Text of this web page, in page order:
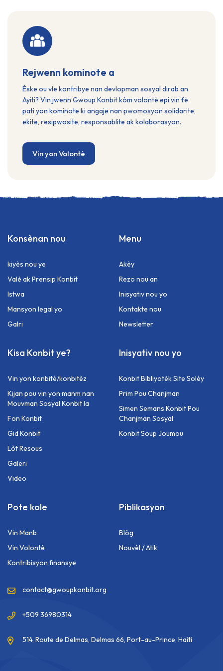
LDD se:
Rejwenn kominote a
Èske ou vle kontribye nan devlopman sosyal dirab an
Ayiti? Vin jwenn Gwoup Konbit kòm volontè epi vin fè
pati yon kominote ki angaje nan pwomosyon solidarite,
ekite, resipwosite, responsablite ak kolaborasyon.
Vin yon Volontè
Konsènan nou
kiyès nou ye
Valè ak Prensip Konbit
Istwa
Mansyon legal yo
Galri
Menu
Akèy
Rezo nou an
Inisyativ nou yo
Kontakte nou
Newsletter
Kisa Konbit ye?
Vin yon konbitè/konbitèz
Kijan pou vin yon manm nan
Mouvman Sosyal Konbit la
Fon Konbit
Gid Konbit
Lòt Resous
Galeri
Video
Inisyativ nou yo
Konbit Bibliyotèk Site Solèy
Prim Pou Chanjman
Simen Semans Konbit Pou
Chanjman Sosyal
Konbit Soup Joumou
Pote kole
Vin Manb
Vin Volontè
⁠Kontribisyon finansye
Piblikasyon
Blòg
Nouvèl / Atik
contact@gwoupkonbit.org
+509 36980314
514, Route de Delmas, Delmas 66, Port-au-Prince, Haiti